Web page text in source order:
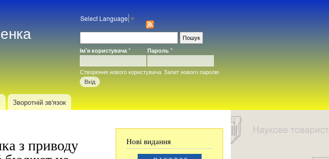
Select Language ▼
Вхід
Ім'я користувача* Пароль*
Створення нового користувача Запит нового паролю
Зворотній зв'язок
з приводу Нові видання